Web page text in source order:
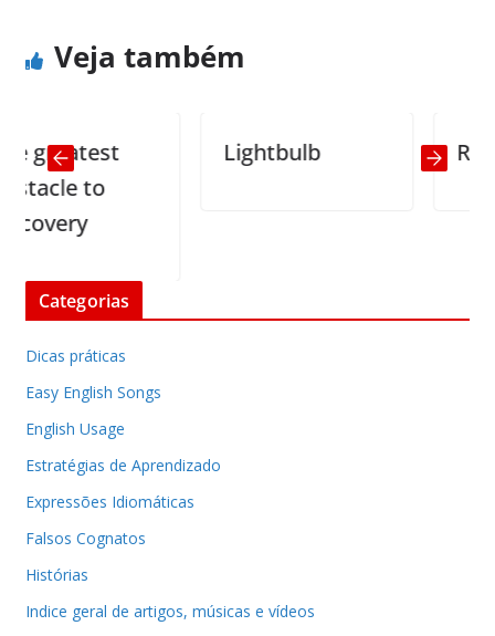
Veja também
to
Lightbulb Ronald
Categorias
Dicas práticas
Easy English Songs
English Usage
Estratégias de Aprendizado
Expressões Idiomáticas
Falsos Cognatos
Histórias
Indice geral de artigos, músicas e vídeos